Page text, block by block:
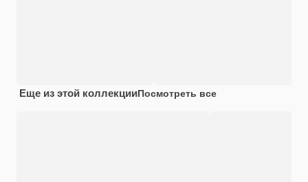
Еще из этой коллекцииПосмотреть все